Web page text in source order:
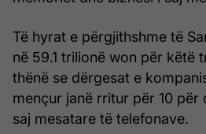
Të hyrat e përgjithshme të
në 59.1 trilionë won për këtë
thënë se dërgesat e
mençur janë rritur për 10 për
saj mesatare të telefonave.